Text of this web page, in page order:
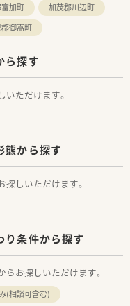
加町
加茂郡川辺町
御嵩町
ら探す
ただけます。
態から探す
しいただけます。
り条件から探す
お探しいただけます。
(相談可含む)